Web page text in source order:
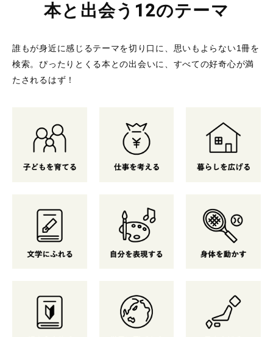
本と出会う12のテーマ
誰もが身近に感じるテーマを切り口に、思いもよらない1冊を
検索。 ぴったりとくる本との出会いに、すべての好奇心が満
たされるはず！